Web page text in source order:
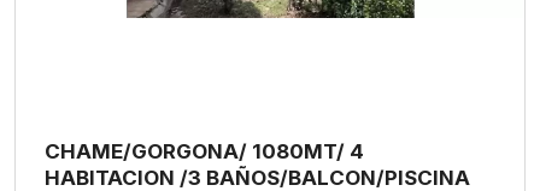
CHAME/GORGONA/ 1080MT/ 4
HABITACION /3 BAÑOS/BALCON/PISCINA